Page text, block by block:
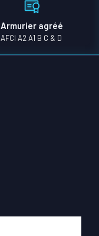
Armurier agréé
AFCI A2 A1 B C & D